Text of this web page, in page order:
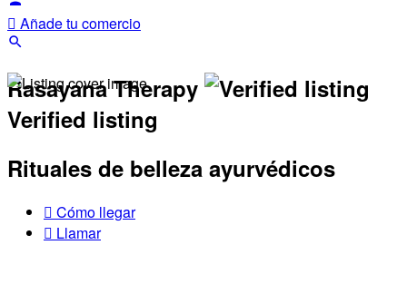
Añade tu comercio
Rasayana Therapy
Verified listing
Rituales de belleza ayurvédicos
Cómo llegar
Llamar